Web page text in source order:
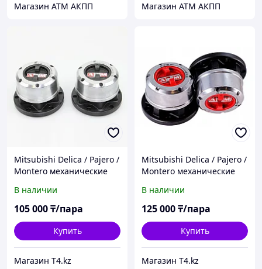
Магазин АТМ АКПП Магазин АТМ АКПП
Mitsubishi Delica / Pajero /
Montero механические
В наличии
105 000₸/пара
Купить
Магазин T4.kz
Mitsubishi Delica / Pajero /
Montero механические
В наличии
125 000₸/пара
Купить
Магазин T4.kz